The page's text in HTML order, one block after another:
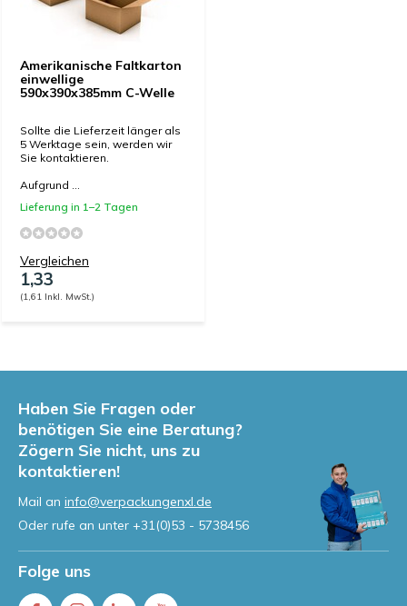
Amerikanische Faltkarton
einwellige
590x390x385mm C-Welle
Sollte die Lieferzeit länger als
5 Werktage sein, werden wir
Sie kontaktieren.
Aufgrund ...
Lieferung in 1–2 Tagen
Vergleichen
1,33
(1,61 Inkl. MwSt.)
Haben Sie Fragen oder
benötigen Sie eine Beratung?
Zögern Sie nicht, uns zu
kontaktieren!
Mail an info@verpackungenxl.de
Oder rufe an unter +31(0)53 - 5738456
Folge uns